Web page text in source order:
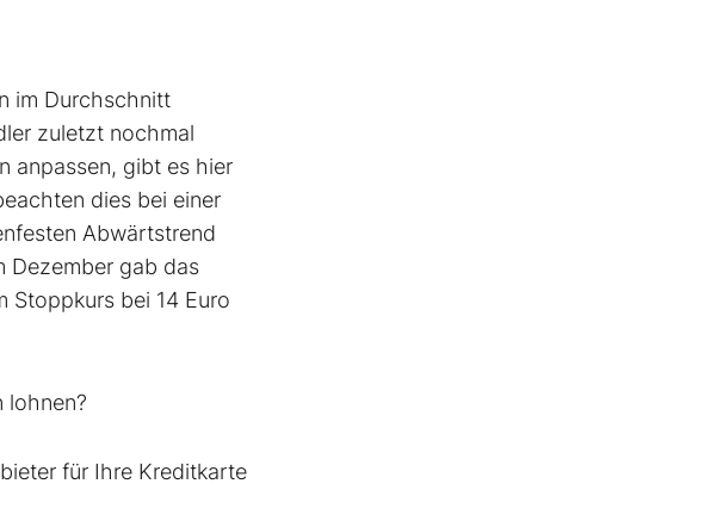
im Durchschnitt
zuletzt nochmal
anpassen, gibt es hier
dies bei einer
Abwärtstrend
Dezember gab das
Stoppkurs bei 14 Euro
lohnen?
für Ihre Kreditkarte